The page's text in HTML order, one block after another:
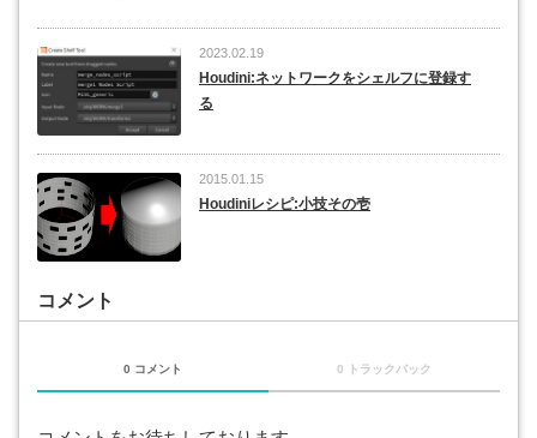
2023.02.19
Houdini:ネットワークをシェルフに登録す
る
2015.01.15
Houdiniレシピ:小技その壱
コメント
0 コメント 0 トラックバック